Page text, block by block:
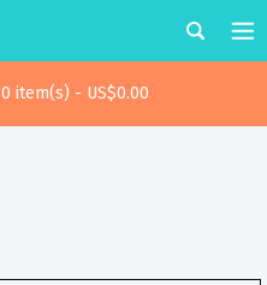
0 item(s) - US$0.00